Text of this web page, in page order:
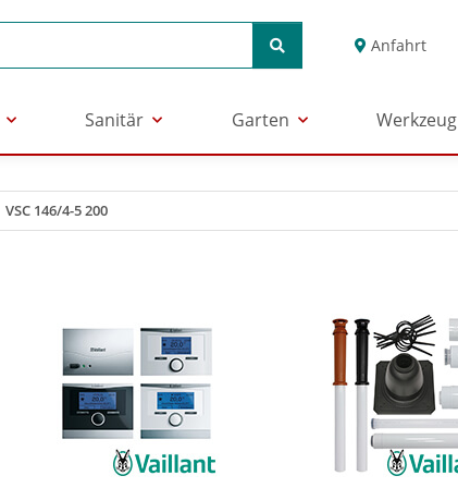
Anfahrt
Sanitär Garten Werkzeug
VSC 146/4-5 200